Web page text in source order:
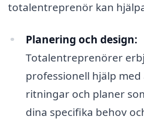
totalentreprenör kan
Planering och design:
Totalentreprenörer
professionell hjälp
ritningar och planer
dina specifika behov